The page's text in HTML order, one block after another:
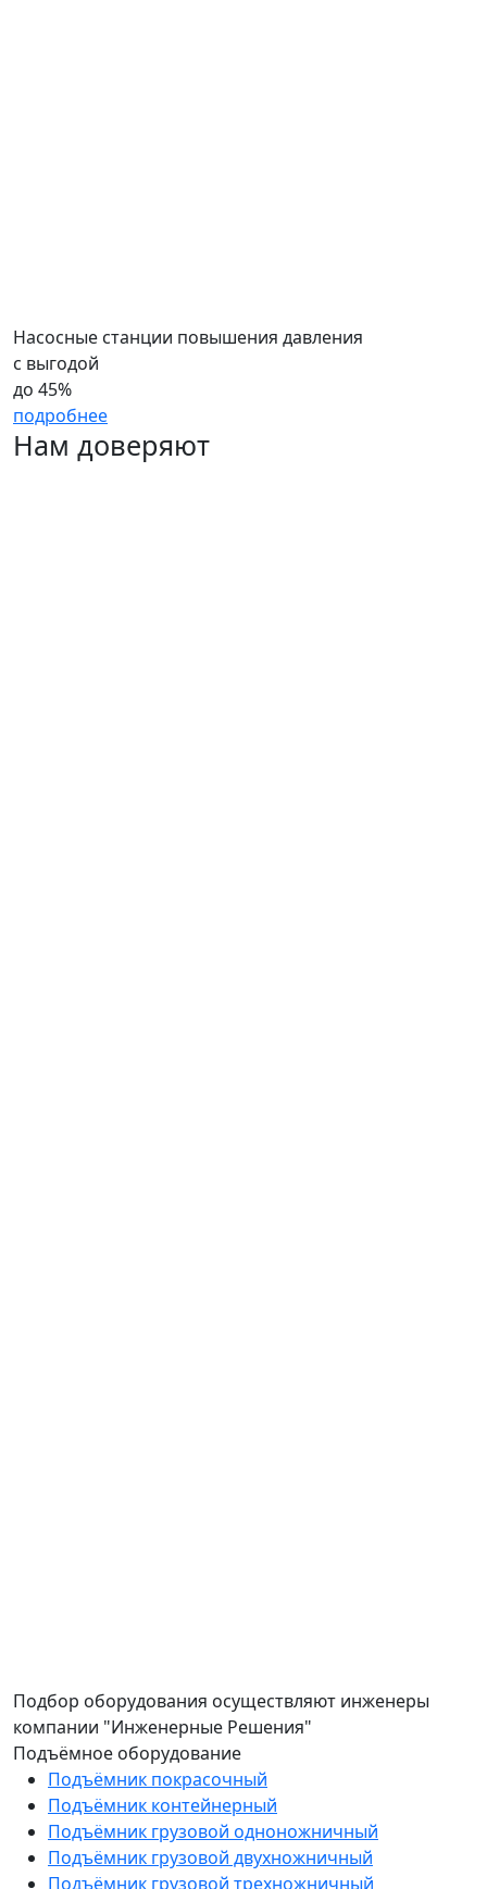
Насосные станции повышения давления
с выгодой
до 45%
подробнее
Нам доверяют
Подбор оборудования осуществляют инженеры
компании "Инженерные Решения"
Подъёмное оборудование
Подъёмник покрасочный
Подъёмник контейнерный
Подъёмник грузовой одноножничный
Подъёмник грузовой двухножничный
Подъёмник грузовой трехножничный